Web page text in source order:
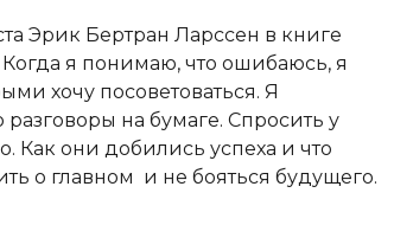
Эрик Бертран Ларссен в книге
я понимаю, что ошибаюсь, я
хочу посоветоваться. Я
на бумаге. Спросить у
Как они добились успеха и что
о главном и не бояться будущего.